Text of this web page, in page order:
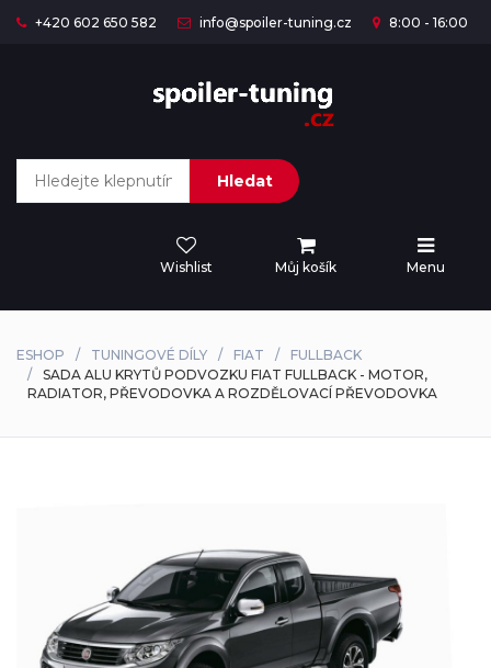
+420 602 650 582 info@spoiler-tuning.cz 8:00 - 16:00
Hledat
Wishlist Můj košík Menu
ESHOP TUNINGOVÉ DÍLY FIAT
FULLBACK
SADA ALU KRYTŮ PODVOZKU FIAT FULLBACK - MOTOR,
RADIATOR, PŘEVODOVKA A ROZDĚLOVACÍ PŘEVODOVKA